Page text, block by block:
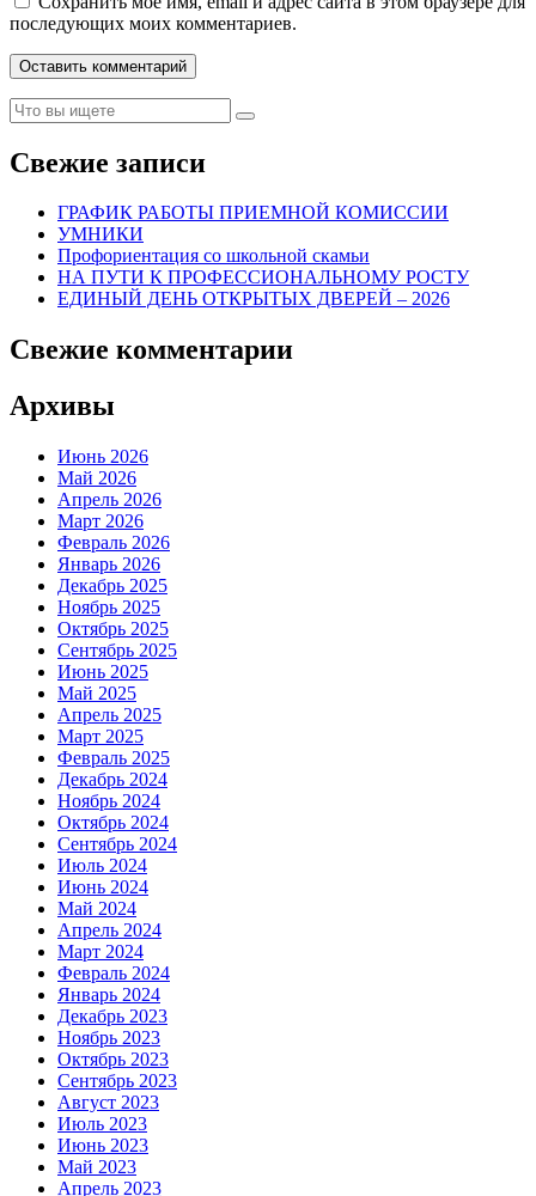
последующих моих комментариев.
Свежие записи
ГРАФИК РАБОТЫ ПРИЕМНОЙ КОМИССИИ
УМНИКИ
Профориентация со школьной скамьи
НА ПУТИ К ПРОФЕССИОНАЛЬНОМУ РОСТУ
ЕДИНЫЙ ДЕНЬ ОТКРЫТЫХ ДВЕРЕЙ – 2026
Свежие комментарии
Архивы
Июнь 2026
Май 2026
Апрель 2026
Март 2026
Февраль 2026
Январь 2026
Декабрь 2025
Ноябрь 2025
Октябрь 2025
Сентябрь 2025
Июнь 2025
Май 2025
Апрель 2025
Март 2025
Февраль 2025
Декабрь 2024
Ноябрь 2024
Октябрь 2024
Сентябрь 2024
Июль 2024
Июнь 2024
Май 2024
Апрель 2024
Март 2024
Февраль 2024
Январь 2024
Декабрь 2023
Ноябрь 2023
Октябрь 2023
Сентябрь 2023
Август 2023
Июль 2023
Июнь 2023
Май 2023
Апрель 2023